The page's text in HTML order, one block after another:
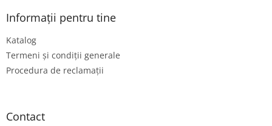
Informații pentru tine
Katalog
Termeni și condiții generale
Procedura de reclamații
Contact